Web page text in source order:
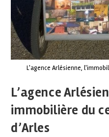
L'agence Arlésienne,
L’agence
immobilière du
d’Arles